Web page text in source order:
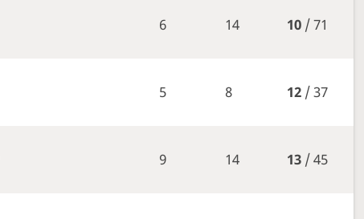
6 14 10/ 71
5 8 12/ 37
9 14 13/ 45